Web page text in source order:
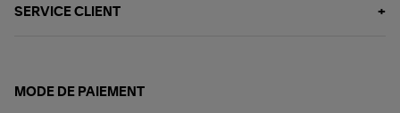
SERVICE CLIENT
MODE DE PAIEMENT